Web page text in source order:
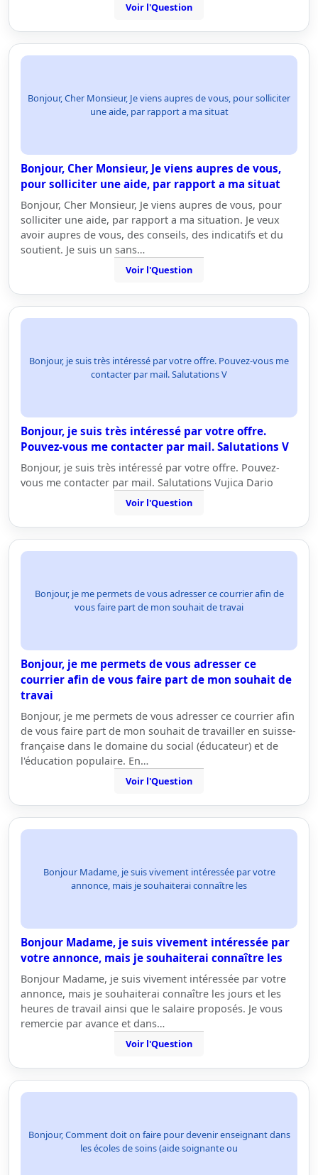
Voir l'Question
Bonjour, Cher Monsieur, Je viens aupres de vous, pour solliciter
une aide, par rapport a ma situat
Bonjour, Cher Monsieur, Je viens aupres de vous,
pour solliciter une aide, par rapport a ma situat
Bonjour, Cher Monsieur, Je viens aupres de vous, pour
solliciter une aide, par rapport a ma situation. Je veux
avoir aupres de vous, des conseils, des indicatifs et du
soutient. Je suis un sans…
Voir l'Question
Bonjour, je suis très intéressé par votre offre. Pouvez-vous me
contacter par mail. Salutations V
Bonjour, je suis très intéressé par votre offre.
Pouvez-vous me contacter par mail. Salutations V
Bonjour, je suis très intéressé par votre offre. Pouvez-
vous me contacter par mail. Salutations Vujica Dario
Voir l'Question
Bonjour, je me permets de vous adresser ce courrier afin de
vous faire part de mon souhait de travai
Bonjour, je me permets de vous adresser ce
courrier afin de vous faire part de mon souhait de
travai
Bonjour, je me permets de vous adresser ce courrier afin
de vous faire part de mon souhait de travailler en suisse-
française dans le domaine du social (éducateur) et de
l'éducation populaire. En…
Voir l'Question
Bonjour Madame, je suis vivement intéressée par votre
annonce, mais je souhaiterai connaître les
Bonjour Madame, je suis vivement intéressée par
votre annonce, mais je souhaiterai connaître les
Bonjour Madame, je suis vivement intéressée par votre
annonce, mais je souhaiterai connaître les jours et les
heures de travail ainsi que le salaire proposés. Je vous
remercie par avance et dans…
Voir l'Question
Bonjour, Comment doit on faire pour devenir enseignant dans
les écoles de soins (aide soignante ou